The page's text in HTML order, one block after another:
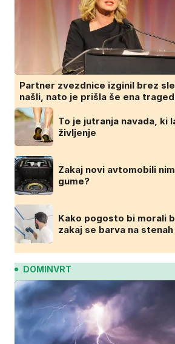
Partner zvezdnice izginil brez
našli, nato je prišla še ena
To je jutranja navada, ki
življenje
Zakaj novi avtomobili
gume?
Kako pogosto bi morali
zakaj se barva na
DOMINVRT